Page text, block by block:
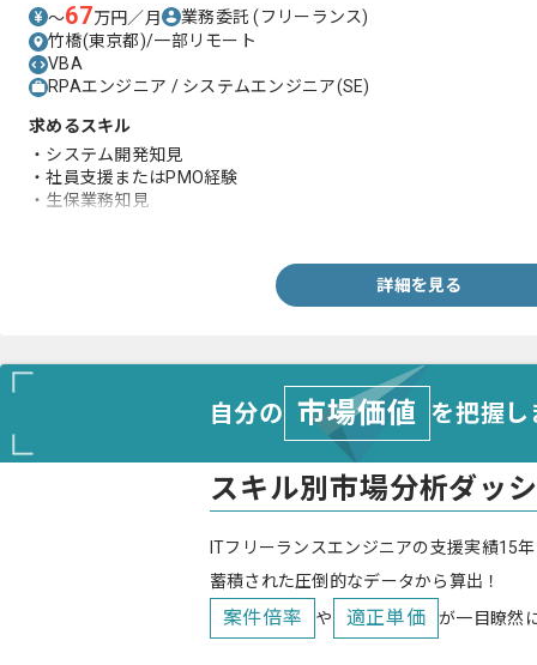
〜67万円／月 業務委託(フリーランス)
竹橋(東京都)/一部リモート
VBA
RPAエンジニア / システムエンジニア(SE)
求めるスキル
・システム開発知見
・社員支援またはPMO経験
・生保業務知見
詳細を見る
自分の 市場価値 を把握
スキル別市場分析ダッ
ITフリーランスエンジニアの支援実績15
蓄積された圧倒的なデータから算出！
案件倍率 や 適正単価 が一目瞭然